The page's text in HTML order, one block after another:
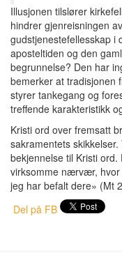
Illusjonen tilslører
hindrer gjenreisningen
gudstjenestefellesskap i
aposteltiden og den
begrunnelse? Den har
bemerker at tradisjonen
styrer tankegang og
treffende karakteristikk
Kristi ord over fremsatt
sakramentets
bekjennelse til Kristi
virksomme nærvær,
jeg har befalt dere» (Mt
Del på FB